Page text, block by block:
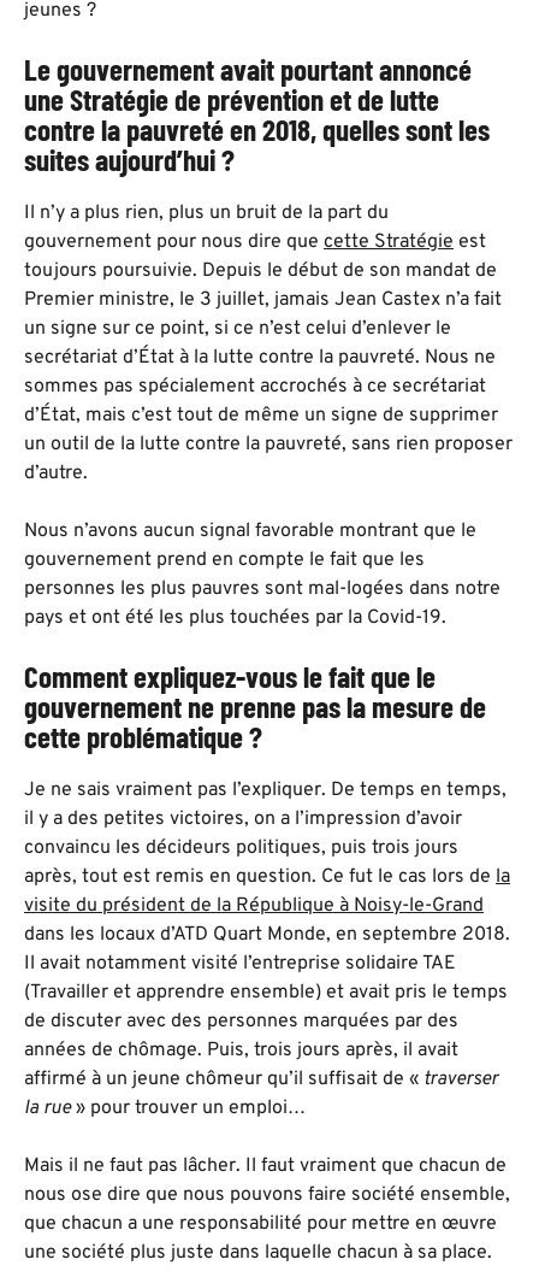
jeunes ?
Le gouvernement avait pourtant annoncé
une Stratégie de prévention et de lutte
contre la pauvreté en 2018, quelles sont les
suites aujourd’hui ?
Il n’y a plus rien, plus un bruit de la part du
gouvernement pour nous dire que cette Stratégie est
toujours poursuivie. Depuis le début de son mandat de
Premier ministre, le 3 juillet, jamais Jean Castex n’a fait
un signe sur ce point, si ce n’est celui d’enlever le
secrétariat d’État à la lutte contre la pauvreté. Nous ne
sommes pas spécialement accrochés à ce secrétariat
d’État, mais c’est tout de même un signe de supprimer
un outil de la lutte contre la pauvreté, sans rien proposer
d’autre.
Nous n’avons aucun signal favorable montrant que le
gouvernement prend en compte le fait que les
personnes les plus pauvres sont mal-logées dans notre
pays et ont été les plus touchées par la Covid-19.
Comment expliquez-vous le fait que le
gouvernement ne prenne pas la mesure de
cette problématique ?
Je ne sais vraiment pas l’expliquer. De temps en temps,
il y a des petites victoires, on a l’impression d’avoir
convaincu les décideurs politiques, puis trois jours
après, tout est remis en question. Ce fut le cas lors de la
visite du président de la République à Noisy-le-Grand
dans les locaux d’ATD Quart Monde, en septembre 2018.
Il avait notamment visité l’entreprise solidaire TAE
(Travailler et apprendre ensemble) et avait pris le temps
de discuter avec des personnes marquées par des
années de chômage. Puis, trois jours après, il avait
affirmé à un jeune chômeur qu’il suffisait de « traverser
la rue» pour trouver un emploi…
Mais il ne faut pas lâcher. Il faut vraiment que chacun de
nous ose dire que nous pouvons faire société ensemble,
que chacun a une responsabilité pour mettre en œuvre
une société plus juste dans laquelle chacun à sa place.